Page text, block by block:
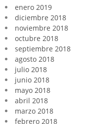
enero 2019
diciembre 2018
noviembre 2018
octubre 2018
septiembre 2018
agosto 2018
julio 2018
junio 2018
mayo 2018
abril 2018
marzo 2018
febrero 2018